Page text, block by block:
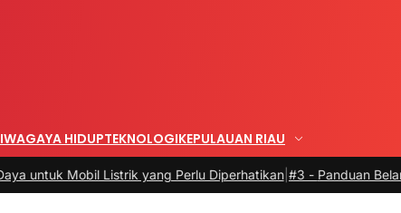
GAYA HIDUPTEKNOLOGIKEPULAUAN RIAU
Listrik yang Perlu Diperhatikan|#3 -Panduan Belanja Online